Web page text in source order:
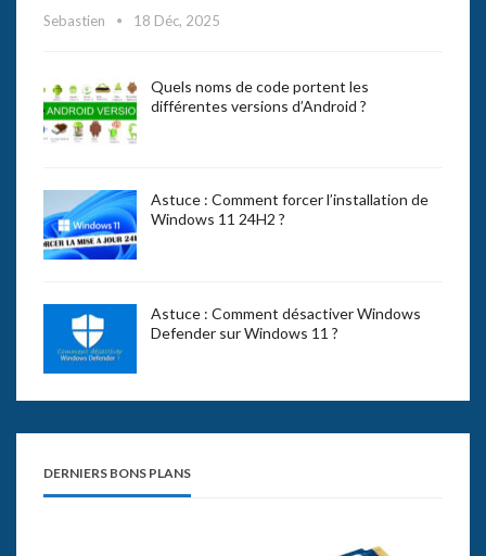
Sebastien 18 Déc, 2025
Quels noms de code portent les
différentes versions d’Android ?
Astuce : Comment forcer l’installation de
Windows 11 24H2 ?
Astuce : Comment désactiver Windows
Defender sur Windows 11 ?
DERNIERS BONS PLANS